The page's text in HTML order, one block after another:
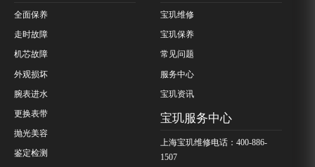
全面保养
走时故障
机芯故障
外观损坏
腕表进水
更换表带
抛光美容
鉴定检测
宝玑维修
宝玑保养
常见问题
服务中心
宝玑资讯
宝玑服务中心
上海宝玑维修电话：400-886-
1507